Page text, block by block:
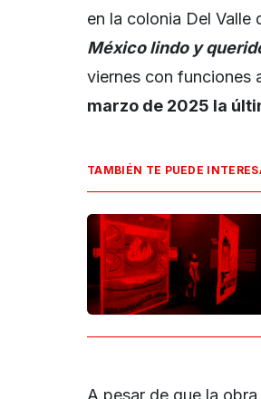
en la colonia Del Valle
México lindo y
viernes con funciones
marzo de 2025 la
TAMBIÉN TE PUEDE
A pesar de que la